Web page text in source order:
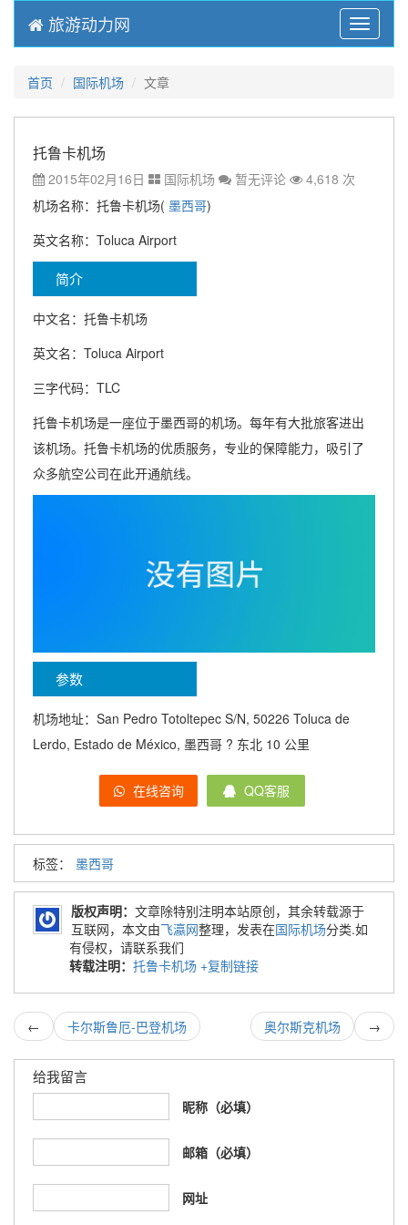
Menu
旅游动力网
首页 国际机场 文章
托鲁卡机场
2015年02月16日 国际机场 暂无评论
4,618 次
机场名称：托鲁卡机场( 墨西哥)
英文名称：Toluca Airport
简介
中文名：托鲁卡机场
英文名：Toluca Airport
三字代码：TLC
托鲁卡机场是一座位于墨西哥的机场。每年有大批旅客进出
该机场。托鲁卡机场的优质服务，专业的保障能力，吸引了
众多航空公司在此开通航线。
参数
机场地址：San Pedro Totoltepec S/N, 50226 Toluca de
Lerdo, Estado de México, 墨西哥 ? 东北 10 公里
在线咨询 QQ客服
标签： 墨西哥
版权声明： 文章除特别注明本站原创，其余转载源于
互联网，本文由飞瀛网整理，发表在国际机场分类.如
有侵权，请联系我们
转载注明： 托鲁卡机场 +复制链接
← 卡尔斯鲁厄-巴登机场 →
奥尔斯克机场
给我留言
昵称（必填）
邮箱（必填）
网址